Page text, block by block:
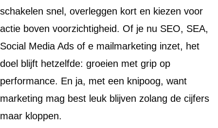
schakelen snel, overleggen kort en kiezen voor
actie boven voorzichtigheid. Of je nu SEO, SEA,
Social Media Ads of e mailmarketing inzet, het
doel blijft hetzelfde: groeien met grip op
performance. En ja, met een knipoog, want
marketing mag best leuk blijven zolang de cijfers
maar kloppen.